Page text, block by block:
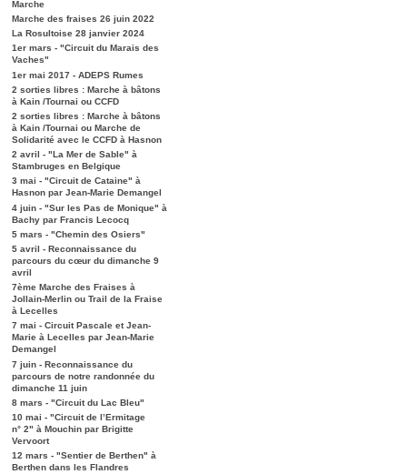
Marche
Marche des fraises 26 juin 2022
La Rosultoise 28 janvier 2024
1er mars - "Circuit du Marais des
Vaches"
1er mai 2017 - ADEPS Rumes
2 sorties libres : Marche à bâtons
à Kain /Tournai ou CCFD
2 sorties libres : Marche à bâtons
à Kain /Tournai ou Marche de
Solidarité avec le CCFD à Hasnon
2 avril - "La Mer de Sable" à
Stambruges en Belgique
3 mai - "Circuit de Cataine" à
Hasnon par Jean-Marie Demangel
4 juin - "Sur les Pas de Monique" à
Bachy par Francis Lecocq
5 mars - "Chemin des Osiers"
5 avril - Reconnaissance du
parcours du cœur du dimanche 9
avril
7ème Marche des Fraises à
Jollain-Merlin ou Trail de la Fraise
à Lecelles
7 mai - Circuit Pascale et Jean-
Marie à Lecelles par Jean-Marie
Demangel
7 juin - Reconnaissance du
parcours de notre randonnée du
dimanche 11 juin
8 mars - "Circuit du Lac Bleu"
10 mai - "Circuit de l’Ermitage
n° 2" à Mouchin par Brigitte
Vervoort
12 mars - "Sentier de Berthen" à
Berthen dans les Flandres